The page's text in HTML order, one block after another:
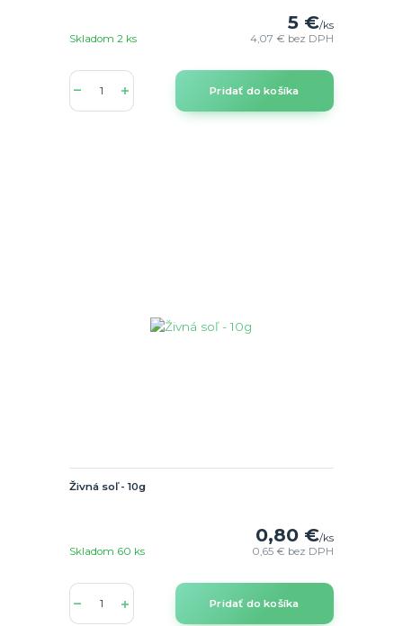
5 €/ks
4,07 € bez DPH
Skladom 2 ks
Pridať do košíka
Živná soľ - 10g
0,80 €/ks
0,65 € bez DPH
Skladom 60 ks
Pridať do košíka